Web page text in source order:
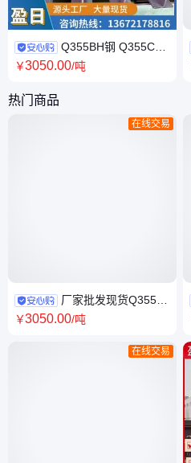
Q355BH钢 Q355C
Q355Dh型钢 厂房钢结构 建筑
￥3050.00/吨
热门商品
在线交易
厂家批发现货Q355B
无缝方管/矩形方矩管 大口径矩
￥3050.00/吨
在线交易